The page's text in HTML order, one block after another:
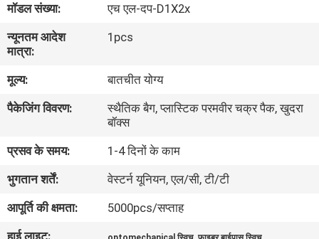
कारखाने
का
गुणवत्ता
नियंत्रण
हमसे
संपर्क
मॉडल संख्या:
एच एल-दप-D1X2x
न्यूनतम आदेश
मात्रा:
1pcs
मूल्य:
बातचीत योग्य
पैकेजिंग विवरण:
स्थैतिक बैग, प्लास्टिक परमवीर चक्र पैक, खुदरा
बॉक्स
प्रसव के समय:
1-4 दिनों के काम
भुगतान शर्तें:
वेस्टर्न यूनियन, एल/सी, टी/टी
आपूर्ति की क्षमता:
5000pcs/सप्ताह